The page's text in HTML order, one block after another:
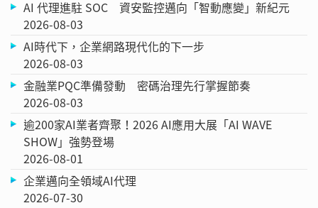
AI 代理進駐 SOC 資安監控邁向「智動應變」新紀元
2026-08-03
AI時代下，企業網路現代化的下一步
2026-08-03
金融業PQC準備發動 密碼治理先行掌握節奏
2026-08-03
逾200家AI業者齊聚！2026 AI應用大展「AI WAVE
SHOW」強勢登場
2026-08-01
企業邁向全領域AI代理
2026-07-30